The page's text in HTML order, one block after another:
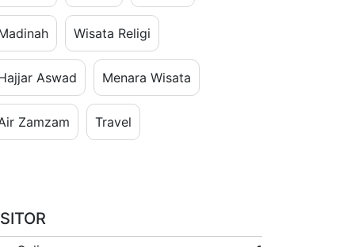
Wisata Religi
Aswad Menara Wisata
Zamzam Travel